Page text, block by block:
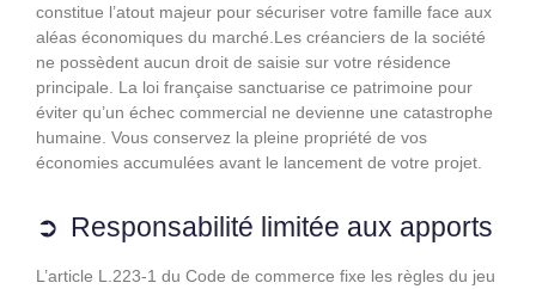
constitue l’atout majeur pour sécuriser votre famille face aux
aléas économiques du marché.Les créanciers de la société
ne possèdent aucun droit de saisie sur votre résidence
principale. La loi française sanctuarise ce patrimoine pour
éviter qu’un échec commercial ne devienne une catastrophe
humaine. Vous conservez la pleine propriété de vos
économies accumulées avant le lancement de votre projet.
Responsabilité limitée aux apports
L’article L.223-1 du Code de commerce fixe les règles du jeu